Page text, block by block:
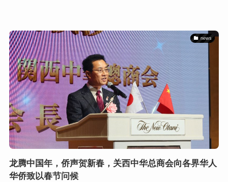
news
龙腾中国年，侨声贺新春，关西中华总商会向各界华人
华侨致以春节问候